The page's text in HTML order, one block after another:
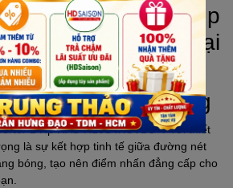
Inverter 1 Hp
V – Mang lại
sạch khuẩn
khối sang trọng
1 Hp RAS-H10S4KCV2G-V với thiết
là sự kết hợp tinh tế giữa đường nét
bóng, tạo nên điểm nhấn đẳng cấp cho